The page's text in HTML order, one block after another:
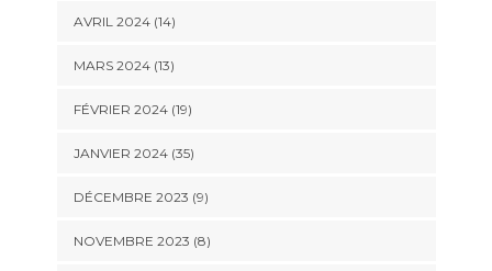
AVRIL 2024 (14)
MARS 2024 (13)
FÉVRIER 2024 (19)
JANVIER 2024 (35)
DÉCEMBRE 2023 (9)
NOVEMBRE 2023 (8)